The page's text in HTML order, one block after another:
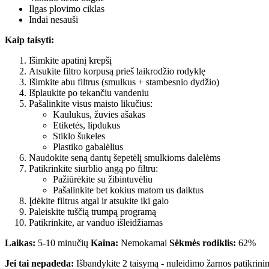
Ilgas plovimo ciklas
Indai nesauši
Kaip taisyti:
Išimkite apatinį krepšį
Atsukite filtro korpusą prieš laikrodžio rodyklę
Išimkite abu filtrus (smulkus + stambesnio dydžio)
Išplaukite po tekančiu vandeniu
Pašalinkite visus maisto likučius:
Kaulukus, žuvies ašakas
Etiketės, lipdukus
Stiklo šukeles
Plastiko gabalėlius
Naudokite seną dantų šepetėlį smulkioms dalelėms
Patikrinkite siurblio angą po filtru:
Pažiūrėkite su žibintuvėliu
Pašalinkite bet kokius matom us daiktus
Įdėkite filtrus atgal ir atsukite iki galo
Paleiskite tuščią trumpą programą
Patikrinkite, ar vanduo išleidžiamas
Laikas: 5-10 minučių Kaina: Nemokamai Sėkmės rodiklis: 62%
Jei tai nepadeda: Išbandykite 2 taisymą - nuleidimo žarnos